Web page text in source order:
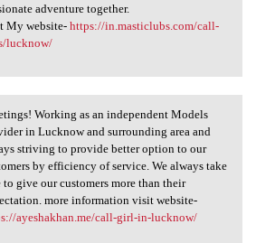
adventure together.
My website- https://in.masticlubs.com/call-
lucknow/
Working as an
Working as an independent Models
in Lucknow and surrounding area and
striving to provide better option to our
by efficiency of service. We always take
to give our customers more than their
more information visit website-
ayeshakhan.me/call-girl-in-lucknow/